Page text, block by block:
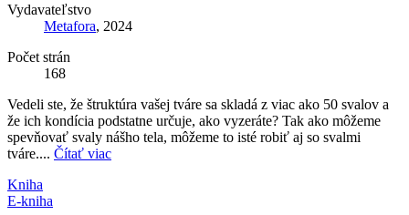
Vydavateľstvo
Metafora, 2024
Počet strán
168
Vedeli ste, že štruktúra vašej tváre sa skladá z viac ako 50 svalov a
že ich kondícia podstatne určuje, ako vyzeráte? Tak ako môžeme
spevňovať svaly nášho tela, môžeme to isté robiť aj so svalmi
tváre.... Čítať viac
Kniha
E-kniha